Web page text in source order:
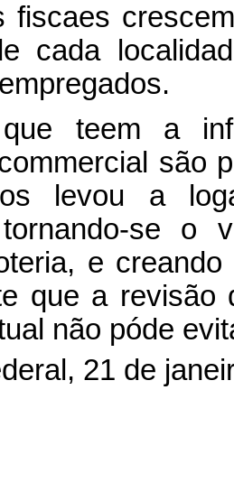
fiscaes
cada
que teem a
são
levou a
se o
e
que a revisão
não póde
21 de